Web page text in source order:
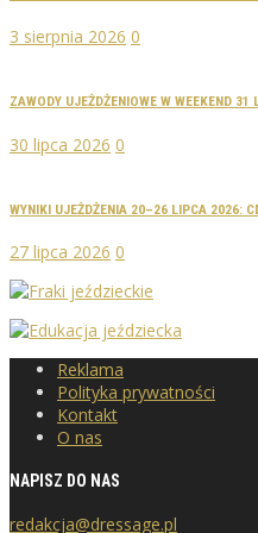
3 sierpnia 2026 0
ZAWODY UJEŻDŻENIOWE W WEEKEND
30 lipca 2026 0
WYNIKI UJEŻDŻENIA 20–26 LIPCA 2026:
27 lipca 2026 0
Reklama
Polityka prywatności
Kontakt
O nas
NAPISZ DO NAS
redakcja@dressage.pl